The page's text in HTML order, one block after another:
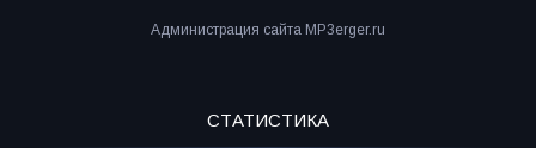
Администрация сайта MP3erger.ru
СТАТИСТИКА